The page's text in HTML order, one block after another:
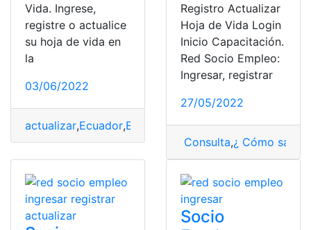
Vida. Ingrese,
registre o actualice
su hoja de vida en
la
03/06/2022
actualizar,Ecuador,Empleo ,hoja de vida,ingresar
Registro Actualizar
Hoja de Vida Login
Inicio Capacitación.
Red Socio Empleo:
Ingresar, registrar
27/05/2022
Consulta,¿ Cómo
Socio